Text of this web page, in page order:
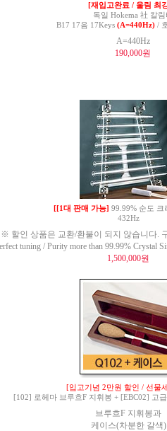
[재입고완료 / 울림 최
독일 Hokema 社 칼림
B17 17음 17Keys (A=440Hz)/
A=440Hz
190,000원
[[1대 판매 가능] 99.99% 순도 크
432Hz
※ 할인 상품은 교환/환불이 되지 않습니다.
tuning / Purity more than 99.99% Crystal
1,500,000원
[입고기념 2만원 할인 / 선물
[102] 로헤마 브루흐F 지휘봉 + [EBC02] 고
브루흐F 지휘봉과
케이스(차분한 갈색)